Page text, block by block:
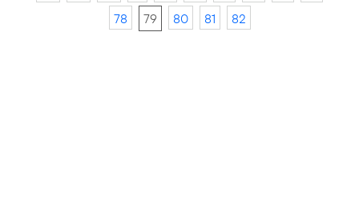
78
79 80 81 82